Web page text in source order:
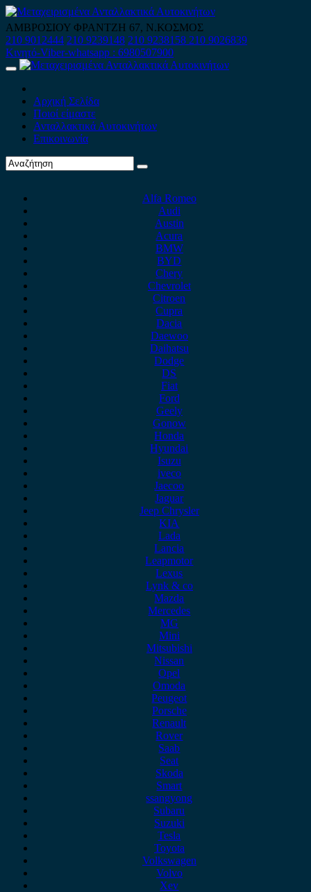
Skip
to
content
ΑΜΒΡΟΣΙΟΥ ΦΡΑΝΤΖΗ 67, Ν.ΚΟΣΜΟΣ
210 9012444 210 9239148 210 9238158 210 9026839
Κινητό-Viber-whatsapp : 6980507900
Primary
Αρχική Σελίδα
Ποιοί είμαστε
Ανταλλακτικά Αυτοκινήτων
Επικοινωνία
Alfa Romeo
Audi
Austin
Acura
BMW
BYD
Chery
Chevrolet
Citroen
Cupra
Dacia
Daewoo
Daihatsu
Dodge
DS
Fiat
Ford
Geely
Gonow
Honda
Hyundai
Isuzu
iveco
Jaecoo
Jaguar
Jeep Chrysler
KIA
Lada
Lancia
Leapmotor
Lexus
Lynk & co
Mazda
Mercedes
MG
Mini
Mitsubishi
Nissan
Opel
Omoda
Peugeot
Porsche
Renault
Rover
Saab
Seat
Skoda
Smart
ssangyong
Subaru
Suzuki
Tesla
Toyota
Volkswagen
Volvo
Xev